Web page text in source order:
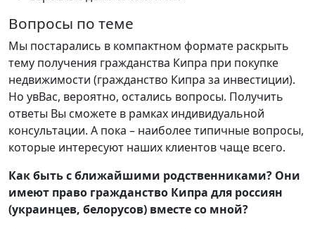
Вопросы по теме
Мы постарались в компактном формате раскрыть
тему получения гражданства Кипра при покупке
недвижимости (гражданство Кипра за инвестиции).
Но увВас, вероятно, остались вопросы. Получить
ответы Вы сможете в рамках индивидуальной
консультации. А пока – наиболее типичные вопросы,
которые интересуют наших клиентов чаще всего.
Как быть с ближайшими родственниками? Они
имеют право гражданство Кипра для россиян
(украинцев, белорусов) вместе со мной?